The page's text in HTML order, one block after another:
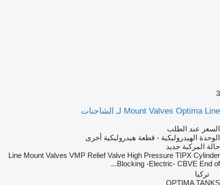
3
Mount Valves Optima Line لـ الشاحنات
السعر عند الطلب
الوحدة الهيدروليكية - قطعة هيدروليكية أخرى
حالة المركبة جديد
Line Mount Valves VMP Relief Valve High Pressure TIPX Cylinder
Blocking -Electric- CBVE End of...
تركيا
OPTIMA TANKS